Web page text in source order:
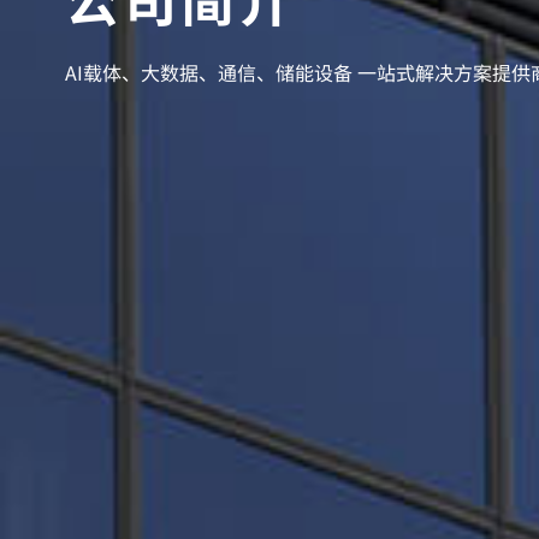
AI载体、大数据、通信、储能设备 一站式解决方案提供